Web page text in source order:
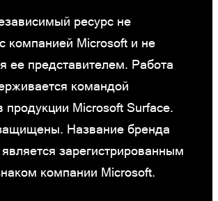
ресурс не
компанией Microsoft и не
ее представителем. Работа
командой
продукции Microsoft Surface.
Название бренда
зарегистрированным
компании Microsoft.